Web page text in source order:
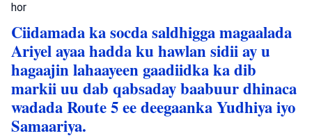
hor
Ciidamada ka socda saldhigga magaalada
Ariyel ayaa hadda ku hawlan sidii ay u
hagaajin lahaayeen gaadiidka ka dib
markii uu dab qabsaday baabuur dhinaca
wadada Route 5 ee deegaanka Yudhiya iyo
Samaariya.